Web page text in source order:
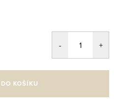
KOŠÍKU